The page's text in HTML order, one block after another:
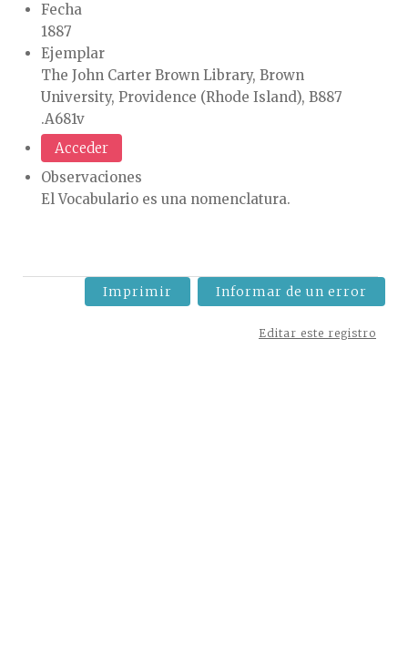
Fecha
1887
Ejemplar
The John Carter Brown Library, Brown
University, Providence (Rhode Island), B887
.A681v
Acceder
Observaciones
El Vocabulario es una nomenclatura.
Imprimir Informar de un error
Editar este registro